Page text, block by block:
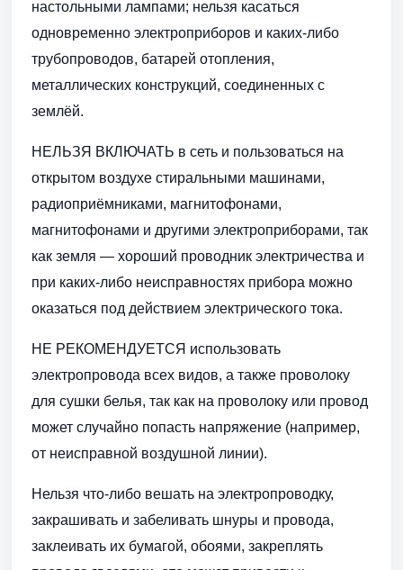
настольными лампами; нельзя касаться
одновременно электроприборов и каких-либо
трубопроводов, батарей отопления,
металлических конструкций, соединенных с
землёй.
НЕЛЬЗЯ ВКЛЮЧАТЬ в сеть и пользоваться на
открытом воздухе стиральными машинами,
радиоприёмниками, магнитофонами,
магнитофонами и другими электроприборами, так
как земля — хороший проводник электричества и
при каких-либо неисправностях прибора можно
оказаться под действием электрического тока.
НЕ РЕКОМЕНДУЕТСЯ использовать
электропровода всех видов, а также проволоку
для сушки белья, так как на проволоку или провод
может случайно попасть напряжение (например,
от неисправной воздушной линии).
Нельзя что-либо вешать на электропроводку,
закрашивать и забеливать шнуры и провода,
заклеивать их бумагой, обоями, закреплять